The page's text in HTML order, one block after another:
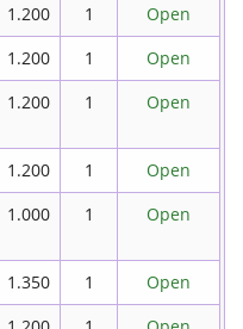
1.200 1
Open
1.200 1
Open
1.200 1 Open
1.200 1
Open
1.000 1 Open
1.350 1
Open